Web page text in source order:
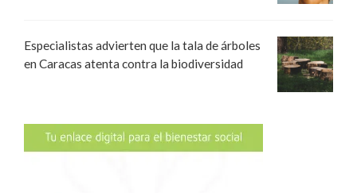
Especialistas advierten que la tala de árboles
en Caracas atenta contra la biodiversidad